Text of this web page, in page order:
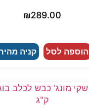
₪289.00
הוספה לסל קניה